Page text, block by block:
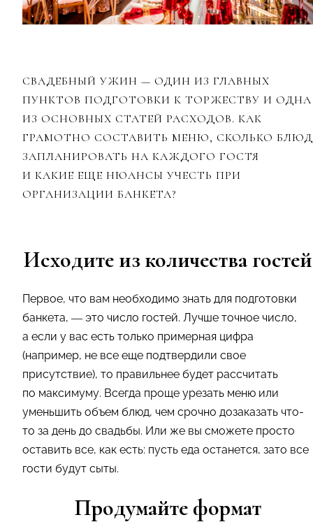
СВАДЕБНЫЙ УЖИН — ОДИН ИЗ ГЛАВНЫХ
ПУНКТОВ ПОДГОТОВКИ К ТОРЖЕСТВУ И ОДНА
ИЗ ОСНОВНЫХ СТАТЕЙ РАСХОДОВ. КАК
ГРАМОТНО СОСТАВИТЬ МЕНЮ, СКОЛЬКО БЛЮД
ЗАПЛАНИРОВАТЬ НА КАЖДОГО ГОСТЯ
И КАКИЕ ЕЩЕ НЮАНСЫ УЧЕСТЬ ПРИ
ОРГАНИЗАЦИИ БАНКЕТА?
Исходите из количества гостей
Первое, что вам необходимо знать для подготовки
банкета, — это число гостей. Лучше точное число,
а если у вас есть только примерная цифра
(например, не все еще подтвердили свое
присутствие), то правильнее будет рассчитать
по максимуму. Всегда проще урезать меню или
уменьшить объем блюд, чем срочно дозаказать что-
то за день до свадьбы. Или же вы сможете просто
оставить все, как есть: пусть еда останется, зато все
гости будут сыты.
Продумайте формат